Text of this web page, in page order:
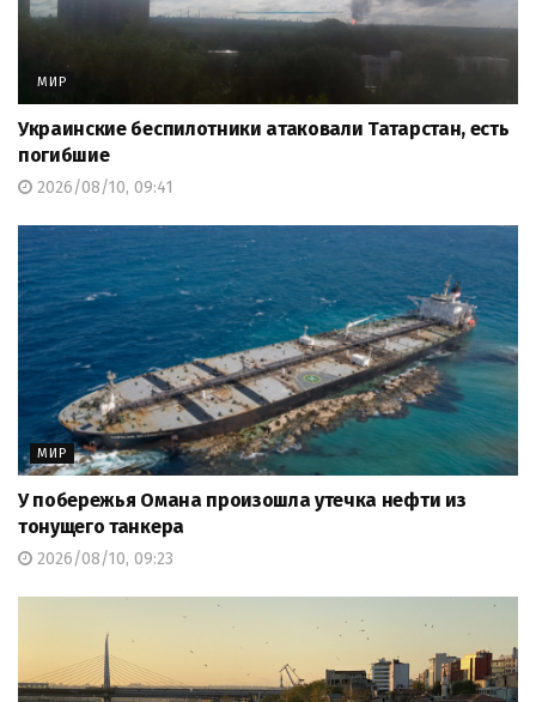
МИР
Украинские беспилотники атаковали Татарстан, есть
погибшие
2026/08/10, 09:41
МИР
У побережья Омана произошла утечка нефти из
тонущего танкера
2026/08/10, 09:23